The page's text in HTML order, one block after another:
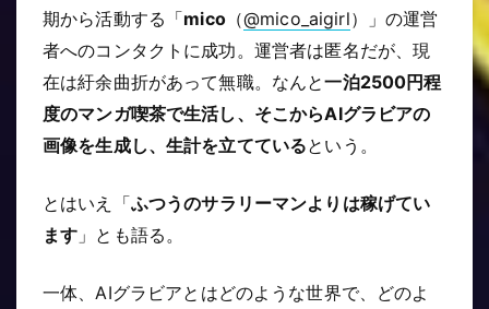
期から活動する「mico（@mico_aigirl）」の運営
者へのコンタクトに成功。運営者は匿名だが、現
在は紆余曲折があって無職。なんと一泊2500円程
度のマンガ喫茶で生活し、そこからAIグラビアの
画像を生成し、生計を立てているという。
とはいえ「ふつうのサラリーマンよりは稼げてい
ます 」とも語る。
一体、AIグラビアとはどのような世界で、どのよ